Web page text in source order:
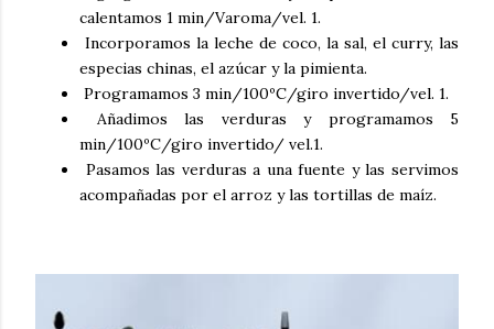
calentamos 1 min/Varoma/vel. 1.
Incorporamos la leche de coco, la sal, el curry, las
especias chinas, el azúcar y la pimienta.
Programamos 3 min/100ºC/giro invertido/vel. 1.
Añadimos las verduras y programamos 5
min/100ºC/giro invertido/ vel.1.
Pasamos las verduras a una fuente y las servimos
acompañadas por el arroz y las tortillas de maíz.